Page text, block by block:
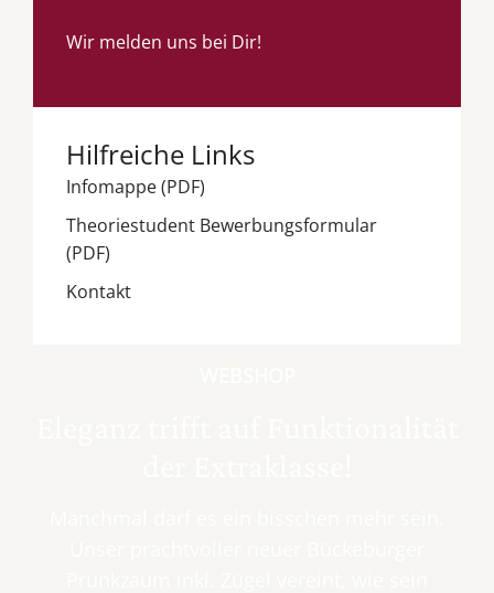
Wir melden uns bei Dir!
Hilfreiche Links
Infomappe (PDF)
Theoriestudent Bewerbungsformular
(PDF)
Kontakt